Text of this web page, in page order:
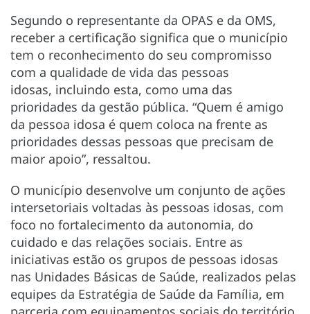
Segundo o representante da OPAS e da OMS,
receber a certificação significa que o município
tem o reconhecimento do seu compromisso
com a qualidade de vida das pessoas
idosas, incluindo esta, como uma das
prioridades da gestão pública. “Quem é amigo
da pessoa idosa é quem coloca na frente as
prioridades dessas pessoas que precisam de
maior apoio”, ressaltou.
O município desenvolve um conjunto de ações
intersetoriais voltadas às pessoas idosas, com
foco no fortalecimento da autonomia, do
cuidado e das relações sociais. Entre as
iniciativas estão os grupos de pessoas idosas
nas Unidades Básicas de Saúde, realizados pelas
equipes da Estratégia de Saúde da Família, em